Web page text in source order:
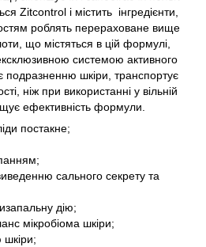
Zitcontrol і містить інгредієнти,
роблять перераховане вище
що містяться в цій формулі,
системою активного
подразненню шкіри, транспортує
ніж при використанні у вільній
ефективність формули.
постакне;
сального секрету та
дію;
мікробіома шкіри;
шкіри;